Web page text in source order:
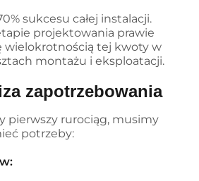
sukcesu całej instalacji.
projektowania prawie
wielokrotnością tej kwoty w
montażu i eksploatacji.
zapotrzebowania
pierwszy rurociąg, musimy
potrzeby: